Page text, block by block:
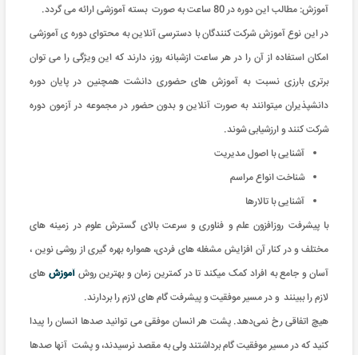
آموزش: مطالب این دوره در 80 ساعت به صورت بسته آموزشی ارائه می گردد
.
در این نوع آموزش شرکت کنندگان با دسترسی آنلاین به محتوای دوره ی آموزشی
امکان استفاده از آن را در هر ساعت ازشبانه روز، دارند که این ویژگی را می توان
برتری بارزی نسبت به آموزش های حضوری دانشت همچنین در پایان دوره
دانشپذیران میتوانند به صورت آنلاین و بدون حضور در مجموعه در آزمون دوره
شرکت کنند و ارزشیابی شوند.
آشنایی با اصول مدیریت
شناخت انواع مراسم
آشنایی با تالارها
با پیشرفت روزافزون علم و فناوری و سرعت بالای گسترش علوم در زمینه های
مختلف و در کنار آن افزایش مشغله های فردی، همواره بهره گیری از روشی نوین ،
آسان و جامع به افراد کمک میکند تا در کمترین زمان و بهترین روشآموزش های
لازم را ببینند و در مسیر موفقیت و پیشرفت گام های لازم را بردارند.
هیچ اتفاقی رخ نمی‌دهد. پشت هر انسان موفقی می توانید صدها انسان را پیدا
کنید که در مسیر موفقیت گام برداشتند ولی به مقصد نرسیدند، و پشت آنها صدها